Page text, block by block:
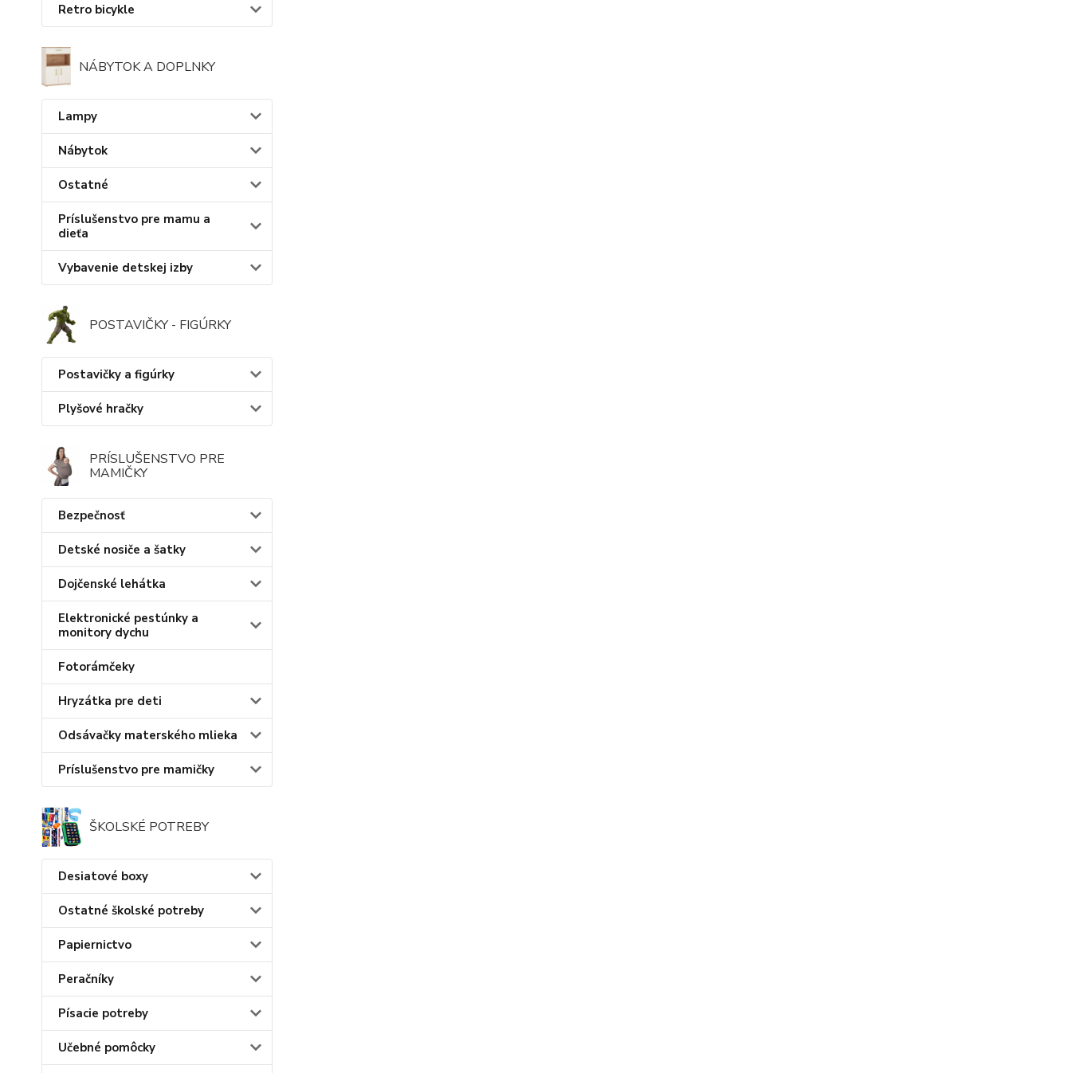
Retro bicykle
NÁBYTOK A DOPLNKY
Lampy
Nábytok
Ostatné
Príslušenstvo pre mamu a
dieťa
Vybavenie detskej izby
POSTAVIČKY - FIGÚRKY
Postavičky a figúrky
Plyšové hračky
PRÍSLUŠENSTVO PRE
MAMIČKY
Bezpečnosť
Detské nosiče a šatky
Dojčenské lehátka
Elektronické pestúnky a
monitory dychu
Fotorámčeky
Hryzátka pre deti
Odsávačky materského mlieka
Príslušenstvo pre mamičky
ŠKOLSKÉ POTREBY
Desiatové boxy
Ostatné školské potreby
Papiernictvo
Peračníky
Písacie potreby
Učebné pomôcky